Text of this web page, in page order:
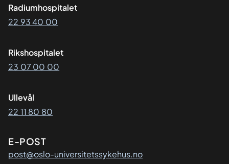
Radiumhospitalet
22 93 40 00
Rikshospitalet
23 07 00 00
Ullevål
22 11 80 80
E-POST
post@oslo-universitetssykehus.no